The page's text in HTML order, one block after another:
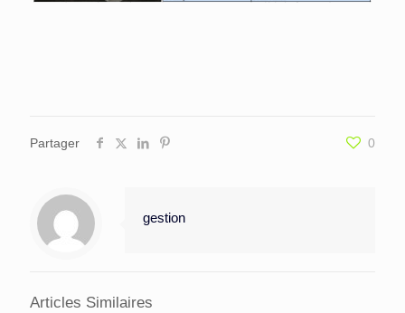
Partager 0
gestion
Articles Similaires